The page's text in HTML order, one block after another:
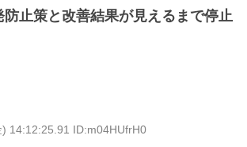
防止策と改善結果が見えるまで停止
14:12:25.91 ID:m04HUfrH0